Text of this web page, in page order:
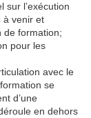
sur l’exécution
à venir et
de formation;
pour les
avec le
se
d’une
en dehors